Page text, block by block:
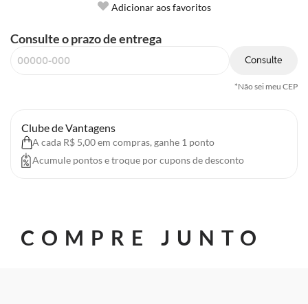
Adicionar aos favoritos
Consulte o prazo de entrega
Consulte
*Não sei meu CEP
Clube de Vantagens
A cada R$ 5,00 em compras, ganhe 1 ponto
Acumule pontos e troque por cupons de desconto
COMPRE JUNTO